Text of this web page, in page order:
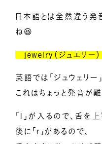
日本語とは全然違う発
ね😆
jewelry（ジュエリー
英語では「ジュウェリー
これはちょっと発音が
「l」が入るので、舌を
後に「r」があるので、